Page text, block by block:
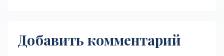
Добавить комментарий